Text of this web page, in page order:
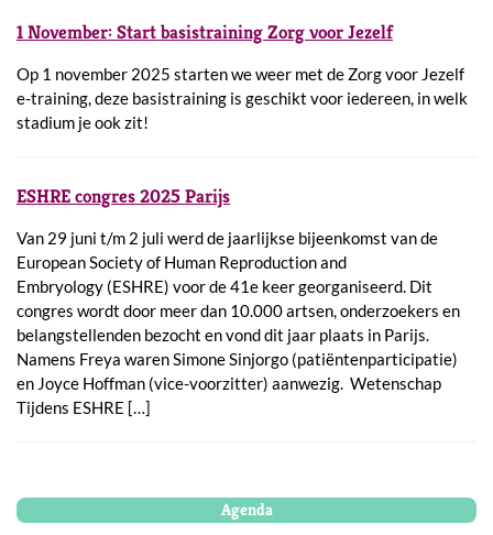
1 November: Start basistraining Zorg voor Jezelf
Op 1 november 2025 starten we weer met de Zorg voor Jezelf
e-training, deze basistraining is geschikt voor iedereen, in welk
stadium je ook zit!
ESHRE congres 2025 Parijs
Van 29 juni t/m 2 juli werd de jaarlijkse bijeenkomst van de
European Society of Human Reproduction and
Embryology (ESHRE) voor de 41e keer georganiseerd. Dit
congres wordt door meer dan 10.000 artsen, onderzoekers en
belangstellenden bezocht en vond dit jaar plaats in Parijs.
Namens Freya waren Simone Sinjorgo (patiëntenparticipatie)
en Joyce Hoffman (vice-voorzitter) aanwezig. Wetenschap
Tijdens ESHRE […]
Agenda